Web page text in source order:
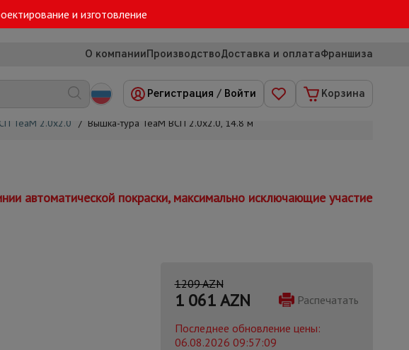
и изготовление
О компанииПроизводствоДоставка и оплатаФраншиза
Регистрация / Войти Корзина
TeaM 2.0х2.0 / Вышка-тура TeaM ВСП 2.0х2.0, 14.8 м
автоматической покраски, максимально исключающие участие
1209 AZN
1 061AZN
Распечатать
Последнее обновление цены:
06.08.2026 09:57:09